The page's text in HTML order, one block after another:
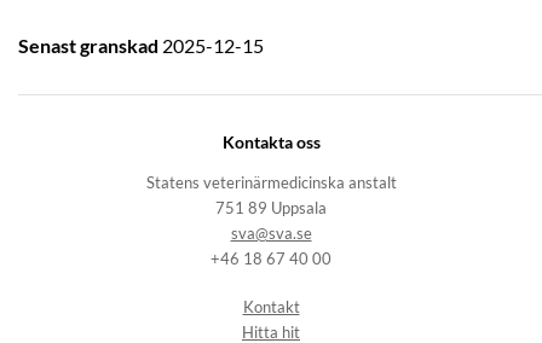
Senast granskad 2025-12-15
Kontakta oss
Statens veterinärmedicinska anstalt
751 89 Uppsala
sva@sva.se
+46 18 67 40 00
Kontakt
Hitta hit